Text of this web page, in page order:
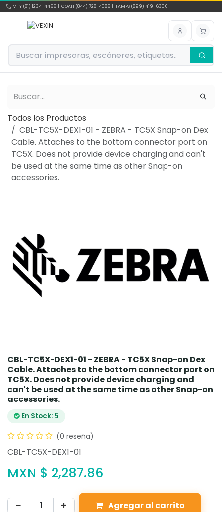
Ir al contenido
MTY (81) 1234-4466 | COAH (844) 728-4086 | TAMPS (899) 419-6306
Todos los Productos
CBL-TC5X-DEX1-01 - ZEBRA - TC5X Snap-on Dex
Cable. Attaches to the bottom connector port on
TC5X. Does not provide device charging and can't
be used at the same time as other Snap-on
accessories.
CBL-TC5X-DEX1-01 - ZEBRA - TC5X Snap-on Dex
Cable. Attaches to the bottom connector port on
TC5X. Does not provide device charging and
can't be used at the same time as other Snap-on
accessories.
En Stock: 5
(0 reseña)
CBL-TC5X-DEX1-01
MXN $ 2,287.86
Agregar al carrito